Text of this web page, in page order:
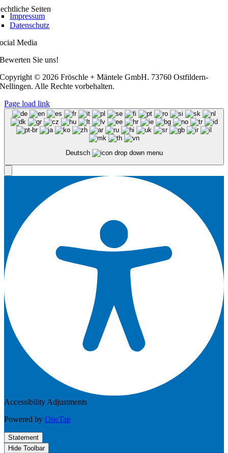
Seiten
Impressum
Datenschutz
Media
Bewerten Sie uns!
Copyright © 2026 Fröschle + Mäntele GmbH. 73760 Ostfildern-
Nellingen. Alle Rechte vorbehalten.
Page load link
Deutsch
Accessibility Adjustments
Powered by OneTap
Statement
Hide Toolbar